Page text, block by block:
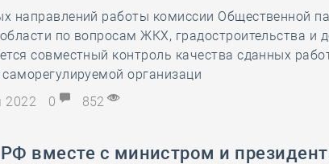
направлений работы комиссии Общественной
по вопросам ЖКХ, градостроительства и
совместный контроль качества сданных
саморегулируемой организаци
2022
0 852
вместе с министром и